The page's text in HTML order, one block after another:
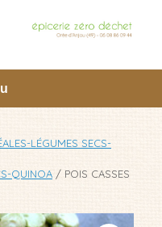
LÉGUMES SECS-
QUINOA / POIS CASSES